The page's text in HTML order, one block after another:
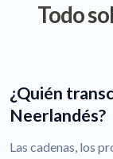
Todo
¿Quién
Neerlandés?
Las cadenas, los